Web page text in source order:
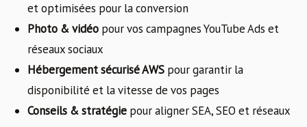
et optimisées pour la conversion
Photo & vidéo pour vos campagnes YouTube Ads et
réseaux sociaux
Hébergement sécurisé AWS pour garantir la
disponibilité et la vitesse de vos pages
Conseils & stratégie pour aligner SEA, SEO et réseaux